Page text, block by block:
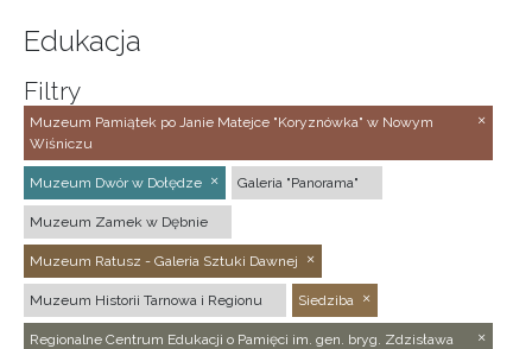
Edukacja
Filtry
Muzeum Pamiątek po Janie Matejce "Koryznówka" w Nowym
Wiśniczu
Muzeum Dwór w Dołędze Galeria "Panorama"
Muzeum Zamek w Dębnie
Muzeum Ratusz - Galeria Sztuki Dawnej
Muzeum Historii Tarnowa i Regionu Siedziba
Regionalne Centrum Edukacji o Pamięci im. gen. bryg. Zdzisława